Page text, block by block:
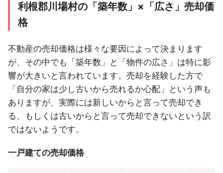
利根郡川場村の「築年数」×「広さ」売却価
格
不動産の売却価格は様々な要因によって決まります
が、その中でも「築年数」と「物件の広さ」は特に影
響が大きいと言われています。売却を経験した方で
「自分の家は少し古いから売れるか心配」という声も
ありますが、実際には新しいからと言って売却でき
る、もしくは古いからと言って売却できないという訳
ではないようです。
一戸建ての売却価格